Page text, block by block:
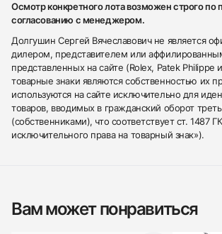
Осмотр конкретного лота возможен строго по
согласованию с менеджером.
Долгушин Сергей Вячеславович не является
дилером, представителем или
представленных на сайте (Rolex, Patek Philippe
товарные знаки являются собственностью их
используются на сайте исключительно для
товаров, вводимых в гражданский оборот
(собственниками), что соответствует ст. 1487
исключительного права на товарный знак»).
Вам может понравиться